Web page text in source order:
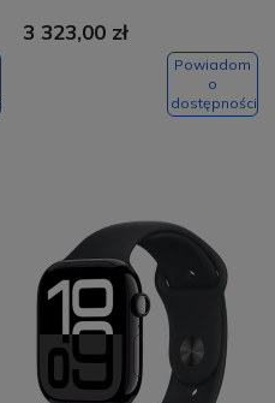
Slate + pasek Slate
Milanese Loop S/M
3 323,00 zł
Powiadom
o
dostępności